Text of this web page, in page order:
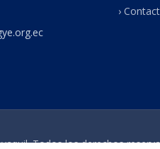
›
Todos los derechos